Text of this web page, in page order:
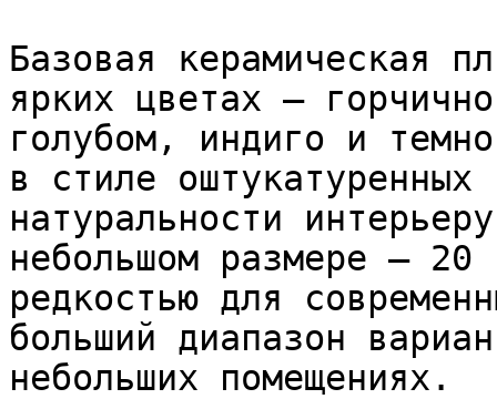
Базовая керамическая
ярких цветах —
голубом, индиго и
в стиле
натуральности
небольшом размере —
редкостью для
больший диапазон
небольших помещениях.